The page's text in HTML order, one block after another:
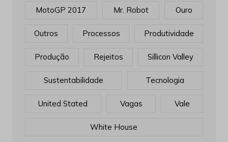
MotoGP 2017 Mr. Robot Ouro
Outros Processos Produtividade
Produção Rejeitos Sillicon Valley
Sustentabilidade Tecnologia
United Stated Vagas Vale
White House